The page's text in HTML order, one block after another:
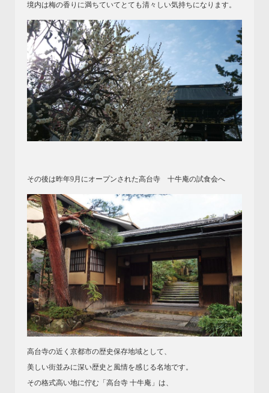
境内は梅の香りに満ちていてとても清々しい気持ちになります。
その後は昨年9月にオープンされた高台寺 十牛庵の試食会へ
高台寺の近く京都市の歴史保存地域として、
美しい街並みに深い歴史と風情を感じる名地です。
その格式高い地に佇む「高台寺 十牛庵」は、